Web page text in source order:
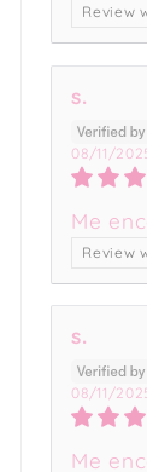
Review
s.
08/11/
Me
Review
s.
08/11/
Me